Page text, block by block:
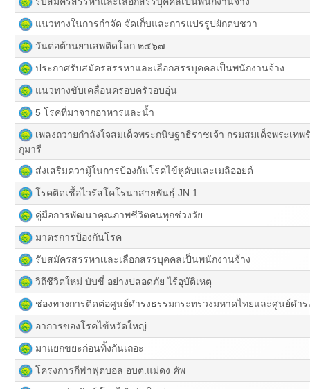
แนวทางในการกำจัด จัดเก็บและการแปรรูปผักตบชวา
วันต่อต้านยาเสพติดโลก ๒๕๖๗
ประกาศรับสมัครสรรหาและเลือกสรรบุคคลเป็นพนักงานจ้าง
แนวทางขับเคลื่อนครอบครัวอบอุ่น
5 โรคที่มาจากอาหารและน้ำ
เพลงถวายกำลังใจสมเด็จพระกนิษฐาธิราชเจ้า กรมสมเด็จพระเ
กุมารี
ส่งเสริมความู้ในการป้องกันโรคไข้หูดับและเมลิออยด์
โรคติดเชื้อไวรัสโคโรนาสายพันธุ์ JN.1
คู่มือการพัฒนาคุณภาพชีวิตคนทุกช่วงวัย
มาตรการป้องกันโรค
รับสมัครสรรหาเเละเลือกสรรบุคคลเป็นพนักงานจ้าง
วิถีชีวิตใหม่ บับขี่ อย่างปลอดภัย ไร้อุบัติเหตุ
ช่องทางการติดต่อศูนย์ดำรงธรรมกระทรวงมหาดไทยและศูนย์ดำ
อาการของโรคไข้หวัดใหญ่
มาแยกขยะก่อนทิ้งกันเถอะ
โครงการกีฬาฟุตบอล อบต.แม่ดง คัพ